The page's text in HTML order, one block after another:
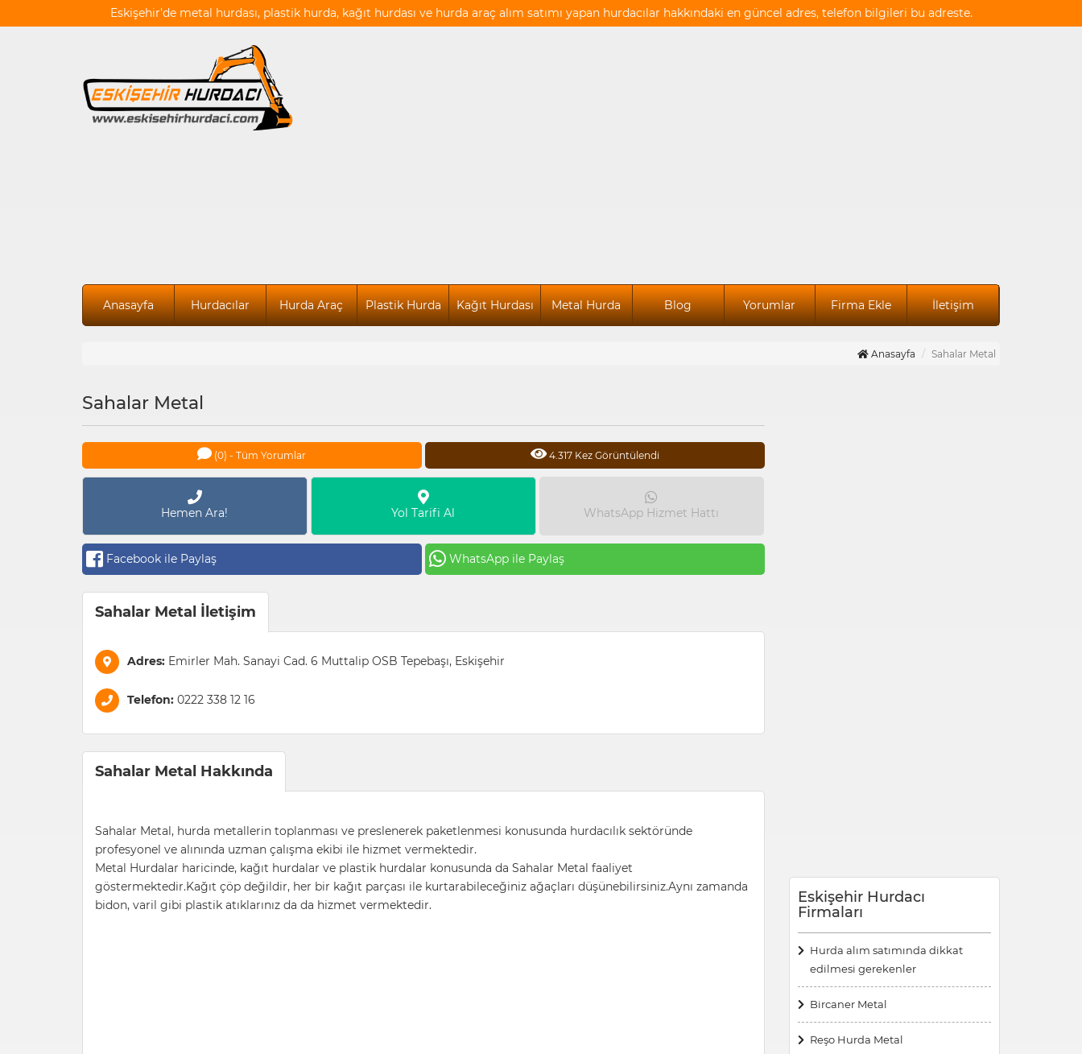
Eskişehir'de metal hurdası, plastik hurda, kağıt hurdası ve hurda araç alım satımı yapan hurdacılar hakkındaki en güncel adres, telefon bilgileri bu adreste.
Anasayfa Hurdacılar Hurda Araç Plastik Hurda Kağıt Hurdası Metal Hurda Blog Yorumlar Firma Ekle İletişim
Anasayfa Sahalar Metal
Sahalar Metal
(0) - Tüm Yorumlar 4.317 Kez Görüntülendi
Hemen Ara! Yol Tarifi Al WhatsApp Hizmet Hattı
Facebook ile Paylaş WhatsApp ile Paylaş
Sahalar Metal İletişim
Adres: Emirler Mah. Sanayi Cad. 6 Muttalip OSB Tepebaşı, Eskişehir
Telefon: 0222 338 12 16
Sahalar Metal Hakkında
Sahalar Metal, hurda metallerin toplanması ve preslenerek paketlenmesi konusunda hurdacılık sektöründe
profesyonel ve alınında uzman çalışma ekibi ile hizmet vermektedir.
Metal Hurdalar haricinde, kağıt hurdalar ve plastik hurdalar konusunda da Sahalar Metal faaliyet
göstermektedir.Kağıt çöp değildir, her bir kağıt parçası ile kurtarabileceğiniz ağaçları düşünebilirsiniz.Aynı zamanda
bidon, varil gibi plastik atıklarınız da da hizmet vermektedir.
Eskişehir Hurdacı
Firmaları
Hurda alım satımında dikkat
edilmesi gerekenler
Bircaner Metal
Reşo Hurda Metal